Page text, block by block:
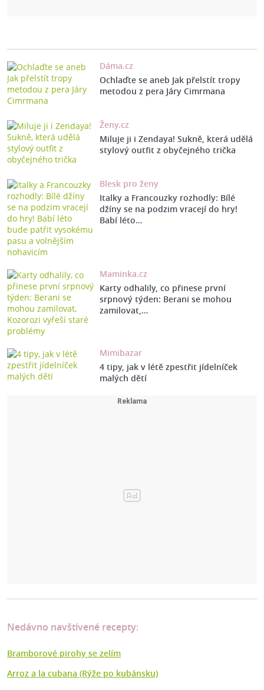
Dáma.cz
Ochlaďte se aneb Jak přelstít tropy
metodou z pera Járy Cimrmana
Ženy.cz
Miluje ji i Zendaya! Sukně, která udělá
stylový outfit z obyčejného trička
Blesk pro ženy
Italky a Francouzky rozhodly: Bílé
džíny se na podzim vracejí do hry!
Babí léto…
Maminka.cz
Karty odhalily, co přinese první
srpnový týden: Berani se mohou
zamilovat,…
Mimibazar
4 tipy, jak v létě zpestřit jídelníček
malých dětí
Nedávno navštívené recepty:
Bramborové pirohy se zelím
Arroz a la cubana (Rýže po kubánsku)